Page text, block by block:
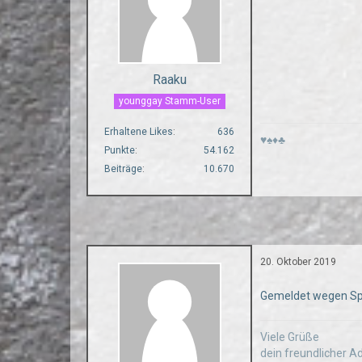
Raaku
younggay Stamm-User
Erhaltene Likes
636
Punkte
54.162
Beiträge
10.670
♥♠♦♣
20. Oktober 2019
Gemeldet wegen
Viele Grüße
dein freundlicher